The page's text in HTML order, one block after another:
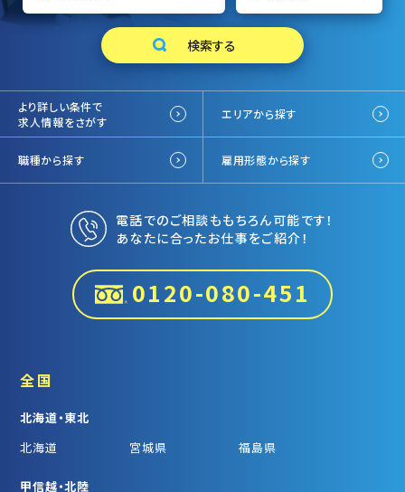
より詳しい条件で
求人情報をさがす
エリアから探す
職種から探す 雇用形態から探す
電話でのご相談ももちろん可能です！
あなたに合ったお仕事をご紹介！
0120-080-451
全国
北海道・東北
北海道
宮城県 福島県
甲信越・北陸